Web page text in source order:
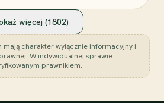
więcej (1802)
charakter wyłącznie informacyjny i
W indywidualnej sprawie
prawnikiem.